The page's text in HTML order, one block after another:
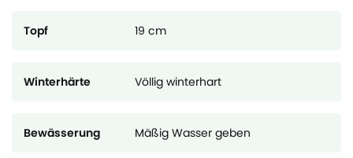
Die Pflanze ist winterhart, aber in einem Topf muss sie
Sie liebt einen sandigen, humusreichen Boden, falls dieser
Pflanzenloch gegeben werden.
Topf 19 cm
Winterhärte Völlig winterhart
Bewässerung Mäßig Wasser geben